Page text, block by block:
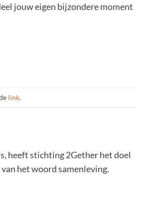
jouw eigen bijzondere moment
link.
heeft stichting 2Gether het doel
het woord samenleving.